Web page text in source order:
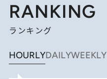
RANKING
ランキング
HOURLYDAILYWEEKLY